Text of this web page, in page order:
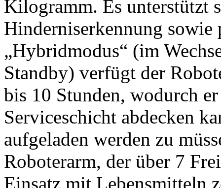
Kilogramm. Es unterstützt
Hinderniserkennung sowie
„Hybridmodus“ (im
Standby) verfügt der
bis 10 Stunden, wodurch
Serviceschicht abdecken
aufgeladen werden zu
Roboterarm, der über 7
Einsatz mit Lebensmitteln